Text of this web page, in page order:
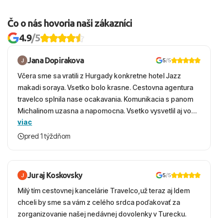
Čo o nás hovoria naši zákazníci
4.9/5
Jana Dopirakova 5/5
Včera sme sa vratili z Hurgady konkretne hotel Jazz
makadi soraya. Vsetko bolo krasne. Cestovna agentura
travelco splnila nase ocakavania. Komunikacia s panom
Michalinom uzasna a napomocna. Vsetko vysvetlil aj vo
vecernych hodinach zaco sa ospravedlnujem. Hotel
krasny, cisty. Sluzby top. Strava, prostredie, more,
viac
pred 1 týždňom
Juraj Koskovsky 5/5
Milý tím cestovnej kancelárie Travelco,už teraz aj Idem
chceli by sme sa vám z celého srdca poďakovať za
zorganizovanie našej nedávnej dovolenky v Turecku.